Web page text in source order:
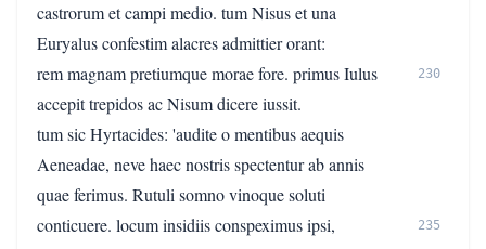
castrorum et campi medio. tum Nisus et una
Euryalus confestim alacres admittier orant:
rem magnam pretiumque morae fore. primus Iulus
230
accepit trepidos ac Nisum dicere iussit.
tum sic Hyrtacides: 'audite o mentibus aequis
Aeneadae, neve haec nostris spectentur ab annis
quae ferimus. Rutuli somno vinoque soluti
conticuere. locum insidiis conspeximus ipsi,
235